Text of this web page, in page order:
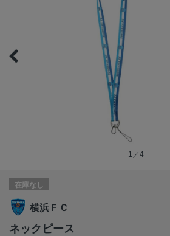
1／4
在庫なし
横浜ＦＣ
ネックピース